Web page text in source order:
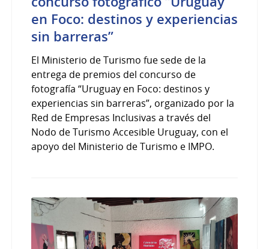
en Foco: destinos y experiencias
sin barreras”
El Ministerio de Turismo fue sede de la
entrega de premios del concurso de
fotografía “Uruguay en Foco: destinos y
experiencias sin barreras”, organizado por la
Red de Empresas Inclusivas a través del
Nodo de Turismo Accesible Uruguay, con el
apoyo del Ministerio de Turismo e IMPO.